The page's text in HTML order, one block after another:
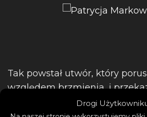
Drogi
Tak powstał utwór, który
względem brzmienia, i
połączenie mocnego